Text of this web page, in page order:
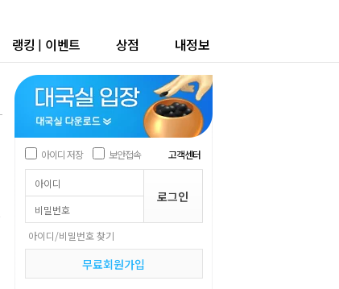
랭킹 | 이벤트 상점 내정보
아이디 저장 보안접속 고객센터
아이디/비밀번호 찾기
무료회원가입